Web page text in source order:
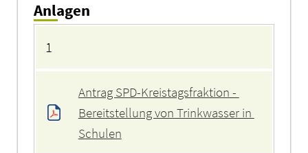
Anlagen
1
Antrag SPD-Kreistagsfraktion -
Bereitstellung von Trinkwasser in
Schulen